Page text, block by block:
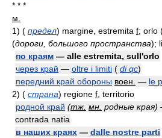
* * *
м.
1) ( предел) margine, estremita f; orlo
(дороги, большого пространства);
по краям — alle estremita, sull'orlo
через край — oltre i limiti ( di qc)
передний край обороны воен. — le
2) ( страна) regione f , territorio
родной край (тж. мн. родные края)
contrada natia
в наших краях — dalle nostre parti